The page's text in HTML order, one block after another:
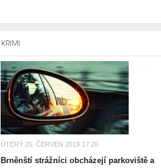
KRIMI
ÚTERÝ 25. ČERVEN 2019 17:26
Brněnští strážníci obcházejí parkoviště a